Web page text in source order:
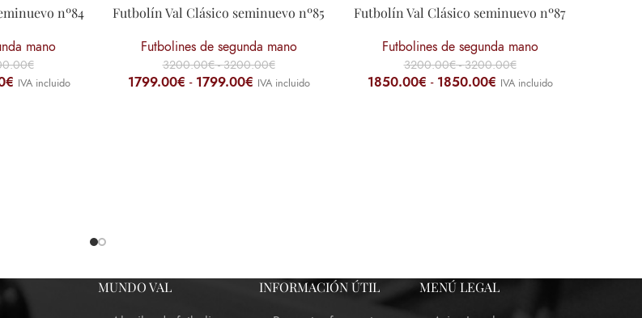
nº84
mano
€
€ IVA incluido
Futbolín Val Clásico seminuevo nº85
Futbolines de segunda mano
3200.00€-3200.00€
1799.00€ - 1799.00€ IVA incluido
Futbolín Val Clásico seminuevo nº87
Futbolines de segunda mano
3200.00€-3200.00€
1850.00€ - 1850.00€ IVA incluido
MUNDO VAL INFORMACIÓN ÚTIL MENÚ LEGAL